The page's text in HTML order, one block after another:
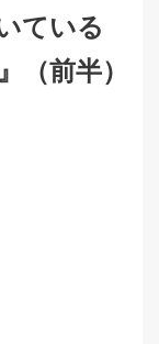
ている
（前半）